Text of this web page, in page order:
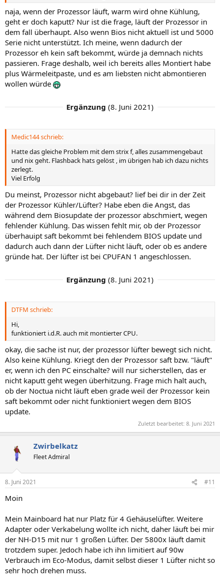
naja, wenn der Prozessor läuft, warm wird ohne Kühlung,
geht er doch kaputt? Nur ist die frage, läuft der Prozessor in
dem fall überhaupt. Also wenn Bios nicht aktuell ist und 5000
Serie nicht unterstützt. Ich meine, wenn dadurch der
Prozessor eh kein saft bekommt, würde ja demnach nichts
passieren. Frage deshalb, weil ich bereits alles Montiert habe
plus Wärmeleitpaste, und es am liebsten nicht abmontieren
wollen würde
Ergänzung (8. Juni 2021)
Medic144 schrieb:
Hatte das gleiche Problem mit dem strix f, alles zusammengebaut
und nix geht. Flashback hats gelöst , im übrigen hab ich dazu nichts
zerlegt.
Viel Erfolg
Du meinst, Prozessor nicht abgebaut? lief bei dir in der Zeit
der Prozessor Kühler/Lüfter? Habe eben die Angst, das
während dem Biosupdate der prozessor abschmiert, wegen
fehlender Kühlung. Das wissen fehlt mir, ob der Prozessor
überhauipt saft bekommt bei fehlendem BIOS update und
dadurch auch dann der Lüfter nicht läuft, oder ob es andere
gründe hat. Der lüfter ist bei CPUFAN 1 angeschlossen.
Ergänzung (8. Juni 2021)
DTFM schrieb:
Hi,
funktioniert i.d.R. auch mit montierter CPU.
okay, die sache ist nur, der prozessor lüfter bewegt sich nicht.
Also keine Kühlung. Kriegt den der Prozessor saft bzw. "läuft"
er, wenn ich den PC einschalte? will nur sicherstellen, das er
nicht kaputt geht wegen überhitzung. Frage mich halt auch,
ob der Noctua nicht läuft eben grade weil der Prozessor kein
saft bekommt oder nicht funktioniert wegen dem BIOS
update.
Zuletzt bearbeitet: 8. Juni 2021
Zwirbelkatz
Fleet Admiral
8. Juni 2021 #11
Moin
Mein Mainboard hat nur Platz für 4 Gehäuselüfter. Weitere
Adapter oder Verkabelung wollte ich nicht, daher läuft bei mir
der NH-D15 mit nur 1 großen Lüfter. Der 5800x läuft damit
trotzdem super. Jedoch habe ich ihn limitiert auf 90w
Verbrauch im Eco-Modus, damit selbst dieser 1 Lüfter nicht so
sehr hoch drehen muss.